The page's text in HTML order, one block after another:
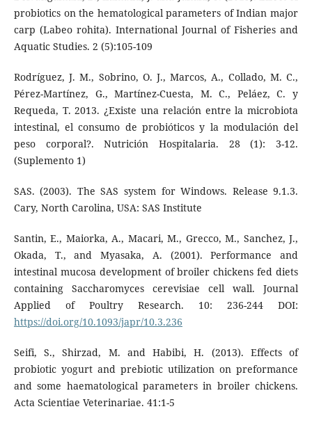
probiotics on the hematological parameters of Indian major
carp (Labeo rohita). International Journal of Fisheries and
Aquatic Studies. 2 (5):105-109
Rodríguez, J. M., Sobrino, O. J., Marcos, A., Collado, M. C.,
Pérez-Martínez, G., Martínez-Cuesta, M. C., Peláez, C. y
Requeda, T. 2013. ¿Existe una relación entre la microbiota
intestinal, el consumo de probióticos y la modulación del
peso corporal?. Nutrición Hospitalaria. 28 (1): 3-12.
(Suplemento 1)
SAS. (2003). The SAS system for Windows. Release 9.1.3.
Cary, North Carolina, USA: SAS Institute
Santin, E., Maiorka, A., Macari, M., Grecco, M., Sanchez, J.,
Okada, T., and Myasaka, A. (2001). Performance and
intestinal mucosa development of broiler chickens fed diets
containing Saccharomyces cerevisiae cell wall. Journal
Applied of Poultry Research. 10: 236-244 DOI:
https://doi.org/10.1093/japr/10.3.236
Seifi, S., Shirzad, M. and Habibi, H. (2013). Effects of
probiotic yogurt and prebiotic utilization on preformance
and some haematological parameters in broiler chickens.
Acta Scientiae Veterinariae. 41:1-5